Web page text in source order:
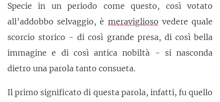
Specie in un periodo come questo, così votato
all’addobbo selvaggio, è meraviglioso vedere quale
scorcio storico - di così grande presa, di così bella
immagine e di così antica nobiltà - si nasconda
dietro una parola tanto consueta.
Il primo significato di questa parola, infatti, fu quello